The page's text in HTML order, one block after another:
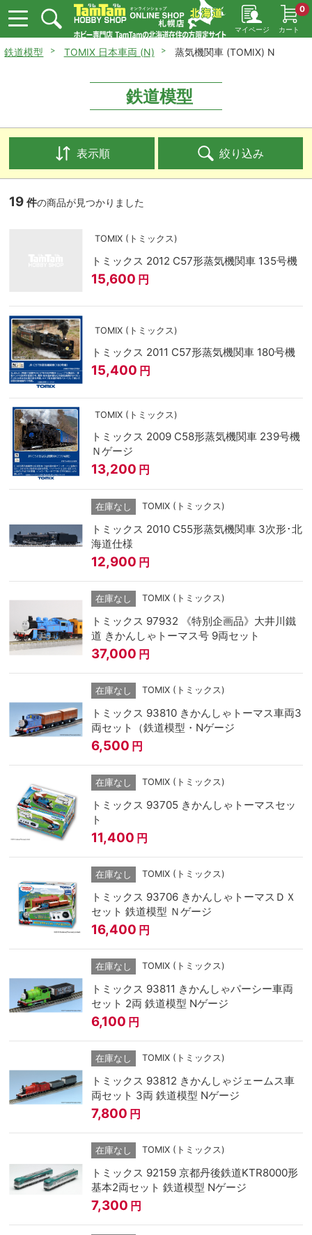
マイページ カート
0
鉄道模型 TOMIX 日本車両 (N) 蒸気機関車 (TOMIX) N
鉄道模型
表示順 絞り込み
19 件の商品が見つかりました
TOMIX (トミックス)
トミックス 2012 C57形蒸気機関車 135号機
15,600 円
TOMIX (トミックス)
トミックス 2011 C57形蒸気機関車 180号機
15,400 円
TOMIX (トミックス)
トミックス 2009 C58形蒸気機関車 239号機
Ｎゲージ
13,200 円
在庫なし TOMIX (トミックス)
トミックス 2010 C55形蒸気機関車 3次形･北
海道仕様
12,900 円
在庫なし TOMIX (トミックス)
トミックス 97932 《特別企画品》大井川鐵
道 きかんしゃトーマス号 9両セット
37,000 円
在庫なし TOMIX (トミックス)
トミックス 93810 きかんしゃトーマス車両3
両セット（鉄道模型・Nゲージ
6,500 円
在庫なし TOMIX (トミックス)
トミックス 93705 きかんしゃトーマスセッ
ト
11,400 円
在庫なし TOMIX (トミックス)
トミックス 93706 きかんしゃトーマスＤＸ
セット 鉄道模型 Ｎゲージ
16,400 円
在庫なし TOMIX (トミックス)
トミックス 93811 きかんしゃパーシー車両
セット 2両 鉄道模型 Nゲージ
6,100 円
在庫なし TOMIX (トミックス)
トミックス 93812 きかんしゃジェームス車
両セット 3両 鉄道模型 Nゲージ
7,800 円
在庫なし TOMIX (トミックス)
トミックス 92159 京都丹後鉄道KTR8000形
基本2両セット 鉄道模型 Nゲージ
7,300 円